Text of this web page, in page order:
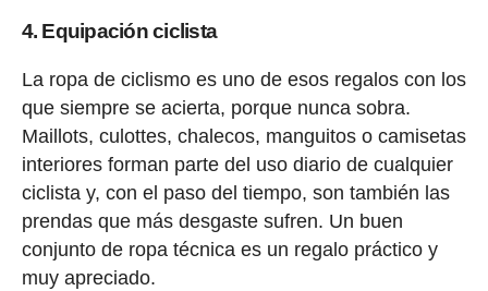
4. Equipación ciclista
La ropa de ciclismo es uno de esos regalos con los
que siempre se acierta, porque nunca sobra.
Maillots, culottes, chalecos, manguitos o camisetas
interiores forman parte del uso diario de cualquier
ciclista y, con el paso del tiempo, son también las
prendas que más desgaste sufren. Un buen
conjunto de ropa técnica es un regalo práctico y
muy apreciado.